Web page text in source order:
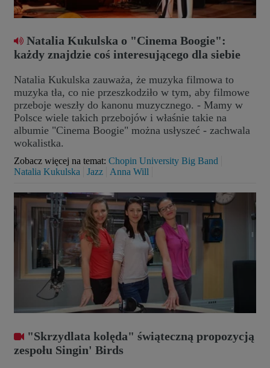
Natalia Kukulska o "Cinema Boogie":
każdy znajdzie coś interesującego dla siebie
Natalia Kukulska zauważa, że muzyka filmowa to
muzyka tła, co nie przeszkodziło w tym, aby filmowe
przeboje weszły do kanonu muzycznego. - Mamy w
Polsce wiele takich przebojów i właśnie takie na
albumie "Cinema Boogie" można usłyszeć - zachwala
wokalistka.
Zobacz więcej na temat: Chopin University Big Band
Natalia Kukulska
Jazz Anna Will
"Skrzydlata kolęda" świąteczną propozycją
zespołu Singin' Birds